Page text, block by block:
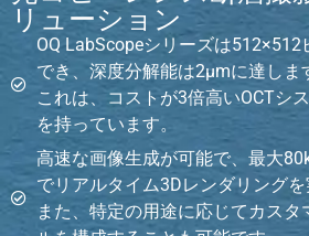
リューション
OQ LabScopeシリーズは
でき、深度分解能は2μmに達しま
これは、コストが3倍高いOCTシ
を持っています。
高速な画像生成が可能で、最大
でリアルタイム3Dレンダリングを
また、特定の用途に応じてカス